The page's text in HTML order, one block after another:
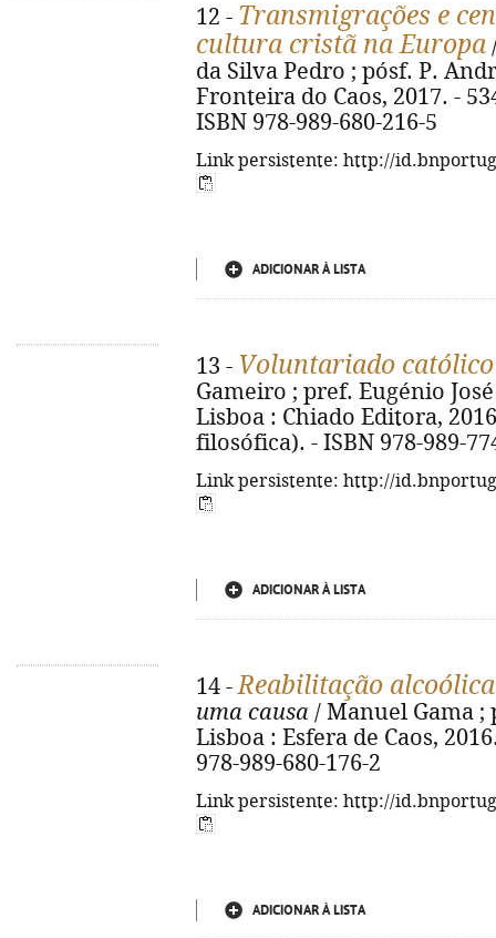
12 - Transmigrações e
cultura cristã na Europa
da Silva Pedro ; pósf. P.
Fronteira do Caos, 2017. -
ISBN 978-989-680-216-5
Link persistente: http://
ADICIONAR À LISTA
13 - Voluntariado
Gameiro ; pref. Eugénio
Lisboa : Chiado Editora,
filosófica). - ISBN 978-989-
Link persistente: http://
ADICIONAR À LISTA
14 -Reabilitação
uma causa / Manuel Gama ;
Lisboa : Esfera de Caos,
978-989-680-176-2
Link persistente: http://
ADICIONAR À LISTA